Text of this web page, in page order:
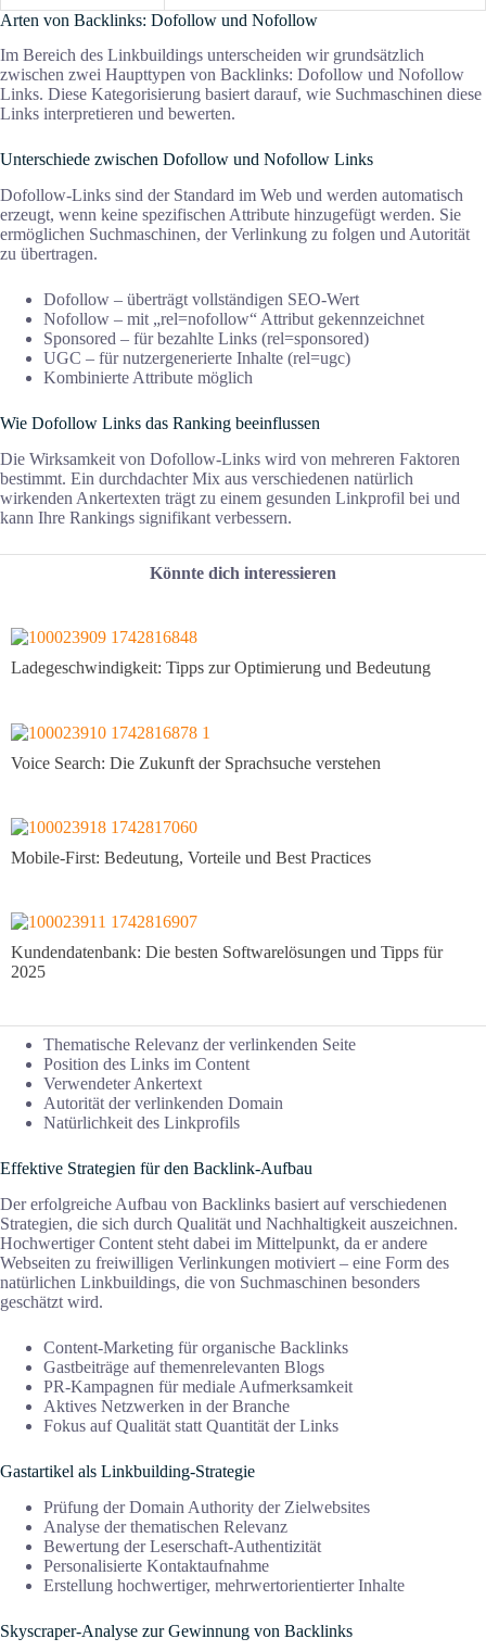
Arten von Backlinks: Dofollow und Nofollow
Im Bereich des Linkbuildings unterscheiden wir grundsätzlich
zwischen zwei Haupttypen von Backlinks: Dofollow und Nofollow
Links. Diese Kategorisierung basiert darauf, wie Suchmaschinen diese
Links interpretieren und bewerten.
Unterschiede zwischen Dofollow und Nofollow Links
Dofollow-Links sind der Standard im Web und werden automatisch
erzeugt, wenn keine spezifischen Attribute hinzugefügt werden. Sie
ermöglichen Suchmaschinen, der Verlinkung zu folgen und Autorität
zu übertragen.
Dofollow – überträgt vollständigen SEO-Wert
Nofollow – mit „rel=nofollow“ Attribut gekennzeichnet
Sponsored – für bezahlte Links (rel=sponsored)
UGC – für nutzergenerierte Inhalte (rel=ugc)
Kombinierte Attribute möglich
Wie Dofollow Links das Ranking beeinflussen
Die Wirksamkeit von Dofollow-Links wird von mehreren Faktoren
bestimmt. Ein durchdachter Mix aus verschiedenen natürlich
wirkenden Ankertexten trägt zu einem gesunden Linkprofil bei und
kann Ihre Rankings signifikant verbessern.
Könnte dich interessieren
Ladegeschwindigkeit: Tipps zur Optimierung und Bedeutung
Voice Search: Die Zukunft der Sprachsuche verstehen
Mobile-First: Bedeutung, Vorteile und Best Practices
Kundendatenbank: Die besten Softwarelösungen und Tipps für
2025
Thematische Relevanz der verlinkenden Seite
Position des Links im Content
Verwendeter Ankertext
Autorität der verlinkenden Domain
Natürlichkeit des Linkprofils
Effektive Strategien für den Backlink-Aufbau
Der erfolgreiche Aufbau von Backlinks basiert auf verschiedenen
Strategien, die sich durch Qualität und Nachhaltigkeit auszeichnen.
Hochwertiger Content steht dabei im Mittelpunkt, da er andere
Webseiten zu freiwilligen Verlinkungen motiviert – eine Form des
natürlichen Linkbuildings, die von Suchmaschinen besonders
geschätzt wird.
Content-Marketing für organische Backlinks
Gastbeiträge auf themenrelevanten Blogs
PR-Kampagnen für mediale Aufmerksamkeit
Aktives Netzwerken in der Branche
Fokus auf Qualität statt Quantität der Links
Gastartikel als Linkbuilding-Strategie
Prüfung der Domain Authority der Zielwebsites
Analyse der thematischen Relevanz
Bewertung der Leserschaft-Authentizität
Personalisierte Kontaktaufnahme
Erstellung hochwertiger, mehrwertorientierter Inhalte
Skyscraper-Analyse zur Gewinnung von Backlinks